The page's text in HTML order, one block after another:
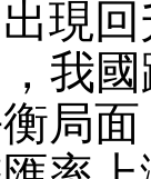
現
國
局